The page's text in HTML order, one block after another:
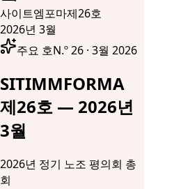
사이트엠포마제26호
2026년 3월
주요 호N.º 26 · 3월 2026
SITIMMFORMA
제26호 — 2026년
3월
2026년 정기 노조 평의회 총
회